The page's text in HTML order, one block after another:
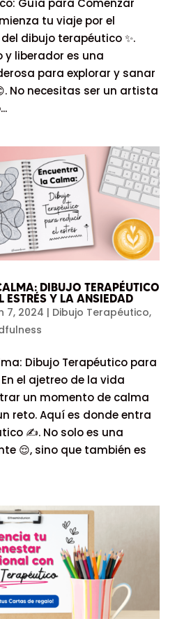
Guía para Comenzar
tu viaje por el
dibujo terapéutico ✨.
y liberador es una
para explorar y sanar
No necesitas ser un artista
DIBUJO TERAPÉUTICO
ESTRÉS Y LA ANSIEDAD
7, 2024 | Dibujo Terapéutico,
Dibujo Terapéutico para
el ajetreo de la vida
un momento de calma
reto. Aquí es donde entra
✍️. No solo es una
😌, sino que también es